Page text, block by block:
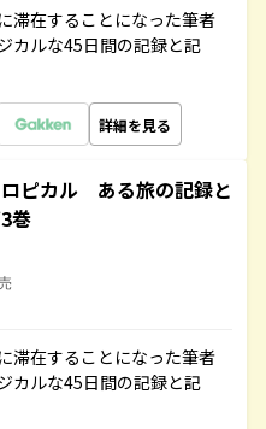
滞在することになった筆者
カルな45日間の記録と記
詳細を見る
ピカル ある旅の記録と
巻
滞在することになった筆者
カルな45日間の記録と記